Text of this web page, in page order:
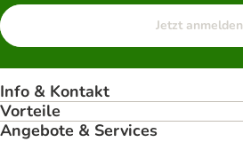
Jetzt anmelden
Info & Kontakt
Vorteile
Angebote & Services